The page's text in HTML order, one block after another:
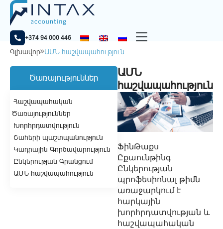
+374 94 000 446
Գլխավոր ԱՄՆ հաշվապահություն
Ծառայություններ
Հաշվապահական
Ծառայություններ
Խորհրդատվություն
Շահերի պաշտպանություն
Կադրային Գործավարություն
Ընկերության Գրանցում
ԱՄՆ հաշվապահություն
ԱՄՆ
հաշվապահություն
ՖինԹաքս
Ըքաունթինգ
Ընկերության
պրոֆեսիոնալ թիմն
առաջարկում է
հարկային
խորհրդատվության և
հաշվապահական